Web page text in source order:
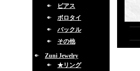
ピアス
ボロタイ
バックル
その他
Zuni Jewelry
★リング